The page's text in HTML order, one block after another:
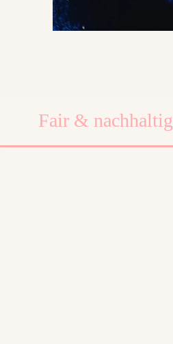
Fair & nachhaltig